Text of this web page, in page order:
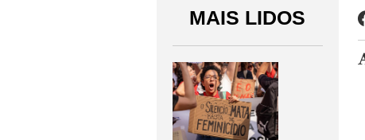
MAIS LIDOS